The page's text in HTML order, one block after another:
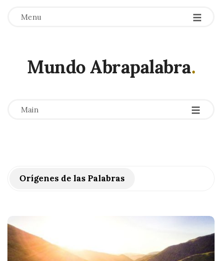
Menu
Mundo Abrapalabra.
Main -
-
-
Orígenes de las Palabras